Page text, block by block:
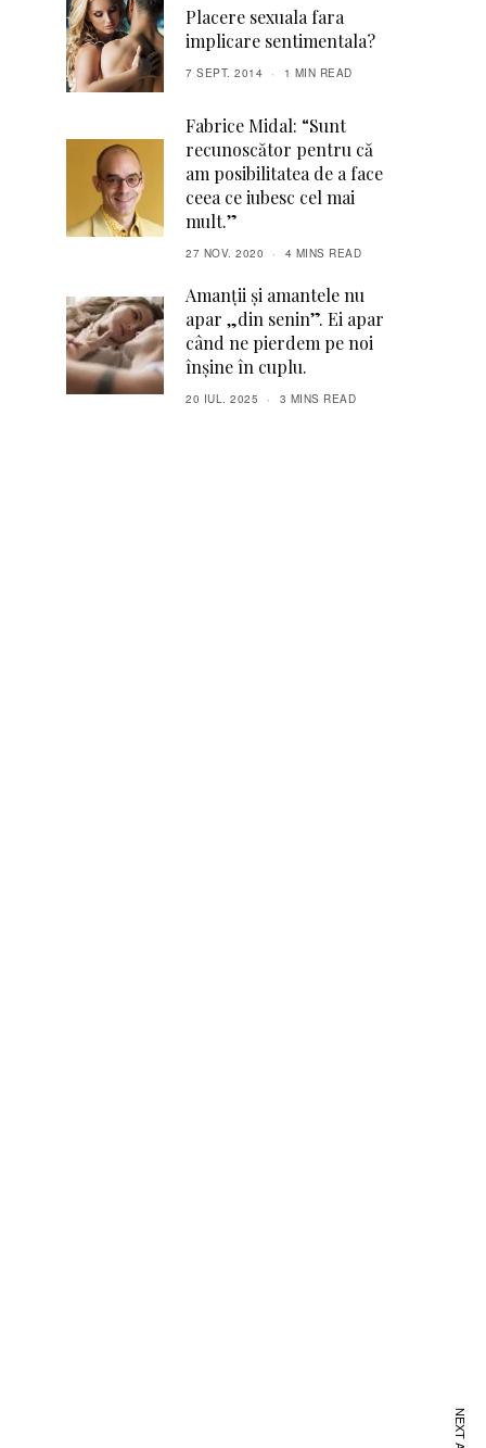
Placere sexuala fara
implicare sentimentala?
7 SEPT. 2014 1 MIN READ
Fabrice Midal: “Sunt
recunoscător pentru că
am posibilitatea de a face
ceea ce iubesc cel mai
mult.”
27 NOV. 2020 4 MINS READ
Amanții și amantele nu
apar „din senin”. Ei apar
când ne pierdem pe noi
înșine în cuplu.
20 IUL. 2025 3 MINS READ